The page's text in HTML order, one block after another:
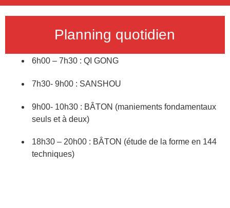
Planning quotidien
6h00 – 7h30 : QI GONG
7h30- 9h00 : SANSHOU
9h00- 10h30 : BÂTON (maniements fondamentaux
seuls et à deux)
18h30 – 20h00 : BÂTON (étude de la forme en 144
techniques)